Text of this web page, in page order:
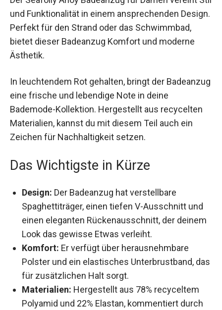
Der Seafolly Ahoy Badeanzug für Damen vereint
Stil und Funktionalität in einem ansprechenden
Design. Perfekt für den Strand oder das
Schwimmbad, bietet dieser Badeanzug Komfort
und moderne Ästhetik.
In leuchtendem Rot gehalten, bringt der
Badeanzug eine frische und lebendige Note in
deine Bademode-Kollektion. Hergestellt aus
recycelten Materialien, kannst du mit diesem Teil
auch ein Zeichen für Nachhaltigkeit setzen.
Das Wichtigste in Kürze
Design: Der Badeanzug hat verstellbare
Spaghettiträger, einen tiefen V-Ausschnitt und
einen eleganten Rückenausschnitt, der
deinem Look das gewisse Etwas verleiht.
Komfort: Er verfügt über herausnehmbare
Polster und ein elastisches Unterbrustband,
das für zusätzlichen Halt sorgt.
Materialien: Hergestellt aus 78% recyceltem